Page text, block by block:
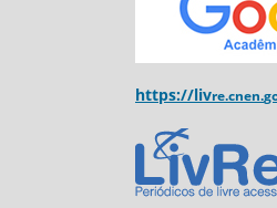
https://livre.cnen.